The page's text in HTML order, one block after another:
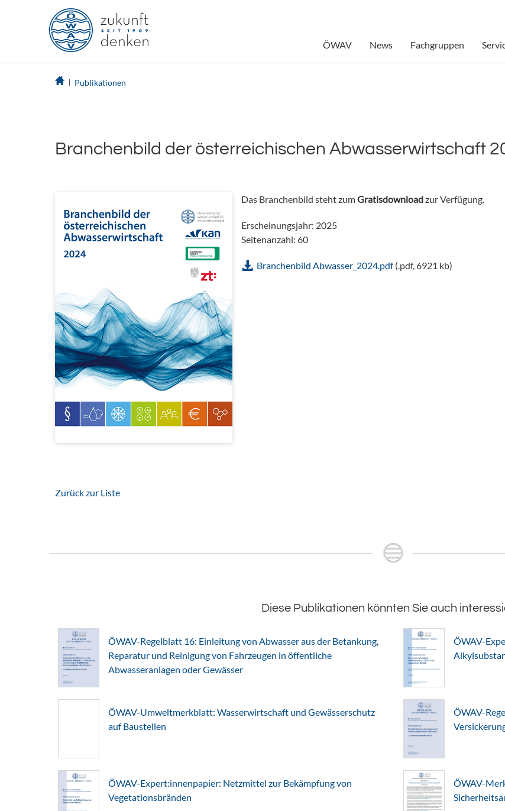
ÖWAV News Fachgruppen
Publikationen
Branchenbild der österreichischen Abwasserwirtschaft
Das Branchenbild steht zumGratisdownloadzur Verfügung.
Erscheinungsjahr: 2025
Seitenanzahl: 60
Branchenbild Abwasser_2024.pdf(.pdf, 6921 kb)
Zurück zur Liste
Diese Publikationen könnten Sie auch
ÖWAV-Regelblatt 16: Einleitung von Abwasser aus der Betankung,
Reparatur und Reinigung von Fahrzeugen in öffentliche
Abwasseranlagen oder Gewässer
ÖWAV-
ÖWAV-Umweltmerkblatt: Wasserwirtschaft und Gewässerschutz
auf Baustellen
ÖWAV-
ÖWAV-Expert:innenpapier: Netzmittel zur Bekämpfung von
Vegetationsbränden
ÖWAV-